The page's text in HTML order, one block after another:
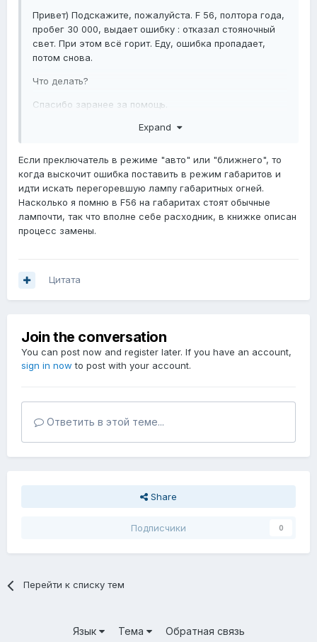
Привет) Подскажите, пожалуйста. F 56, полтора года,
пробег 30 000, выдает ошибку : отказал стояночный
свет. При этом всё горит. Еду, ошибка пропадает,
потом снова.
Что делать?
Спасибо заранее за помощь.
Expand
Если преключатель в режиме "авто" или "ближнего", то
когда выскочит ошибка поставить в режим габаритов и
идти искать перегоревшую лампу габаритных огней.
Насколько я помню в F56 на габаритах стоят обычные
лампочти, так что вполне себе расходник, в книжке описан
процесс замены.
Цитата
Join the conversation
You can post now and register later. If you have an account,
sign in now to post with your account.
Ответить в этой теме...
Share
Подписчики 0
Перейти к списку тем
Язык Тема Обратная связь